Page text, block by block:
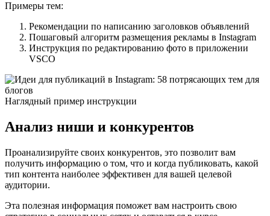
Примеры тем:
Рекомендации по написанию заголовков объявлений
Пошаговый алгоритм размещения рекламы в Instagram
Инструкция по редактированию фото в приложении
VSCO
Наглядный пример инструкции
Анализ ниши и конкурентов
Проанализируйте своих конкурентов, это позволит вам
получить информацию о том, что и когда публиковать, какой
тип контента наиболее эффективен для вашей целевой
аудитории.
Эта полезная информация поможет вам настроить свою